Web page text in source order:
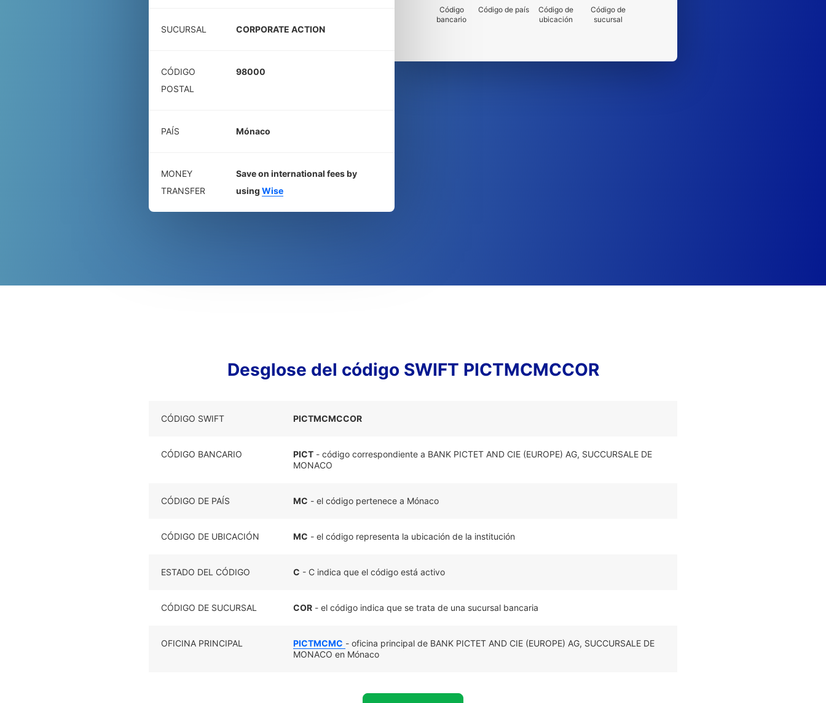
SUCURSAL CORPORATE ACTION
CÓDIGO
POSTAL
98000
PAÍS Mónaco
MONEY
TRANSFER
Save on international fees by
using Wise
Código
bancario
Código de país
Código de
ubicación
Código de
sucursal
Desglose del código SWIFT PICTMCMCCOR
CÓDIGO SWIFT PICTMCMCCOR
CÓDIGO BANCARIO PICT - código correspondiente a BANK PICTET AND CIE (EUROPE) AG, SUCCURSALE DE
MONACO
CÓDIGO DE PAÍS MC - el código pertenece a Mónaco
CÓDIGO DE UBICACIÓN MC - el código representa la ubicación de la institución
ESTADO DEL CÓDIGO C - C indica que el código está activo
CÓDIGO DE SUCURSAL COR - el código indica que se trata de una sucursal bancaria
OFICINA PRINCIPAL PICTMCMC - oficina principal de BANK PICTET AND CIE (EUROPE) AG, SUCCURSALE DE
MONACO en Mónaco